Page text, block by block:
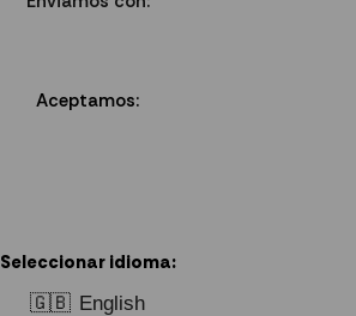
Aceptamos:
Seleccionar idioma:
🇬🇧 English